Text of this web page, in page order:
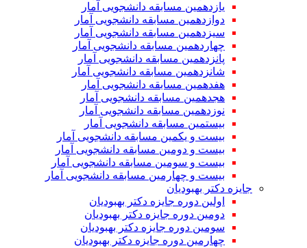
یازدهمین مسابقه دانشجویی آمار
دوازدهمین مسابقه دانشجویی آمار
سیزدهمین مسابقه دانشجویی آمار
چهاردهمین مسابقه دانشجویی آمار
پانزدهمین مسابقه دانشجویی آمار
شانزدهمین مسابقه دانشجویی آمار
هفدهمین مسابقه دانشجویی آمار
هجدهمین مسابقه دانشجویی آمار
نوزدهمین مسابقه دانشجویی آمار
بیستمین مسابقه دانشجویی آمار
بیست و یکمین مسابقه دانشجویی آمار
بیست و دومین مسابقه دانشجویی آمار
بیست و سومین مسابقه دانشجویی آمار
بیست و چهارمین مسابقه دانشجویی آمار
جایزه دکتر بهبودیان
اولین دوره جایزه دکتر بهبودیان
دومین دوره جایزه دکتر بهبودیان
سومین دوره جایزه دکتر بهبودیان
چهارمین دوره جایزه دکتر بهبودیان